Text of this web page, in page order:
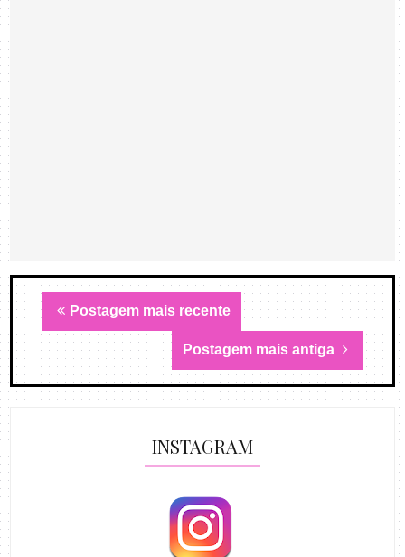
Postagem mais recente
Postagem mais antiga
INSTAGRAM